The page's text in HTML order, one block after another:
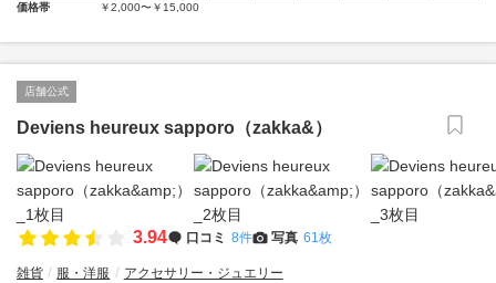
価格帯
￥2,000〜￥15,000
店舗公式
Deviens heureux sapporo（zakka&）
3.94 口コミ 8件 写真 61枚
雑貨 服・洋服 アクセサリー・ジュエリー